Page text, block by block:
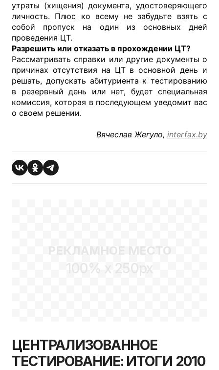
утраты (хищения) документа, удостоверяющего
личность. Плюс ко всему не забудьте взять с
собой пропуск на один из основных дней
проведения ЦТ.
Разрешить или отказать в прохождении ЦТ?
Рассматривать справки или другие документы о
причинах отсутствия на ЦТ в основной день и
решать, допускать абитуриента к тестированию
в резервный день или нет, будет специальная
комиссия, которая в последующем уведомит вас
о своем решении.
Вячеслав Жегуло, interfax.by
РЕКЛАМНОЕ МЕСТО
100% x 250px
ЦЕНТРАЛИЗОВАННОЕ
ТЕСТИРОВАНИЕ: ИТОГИ 2010